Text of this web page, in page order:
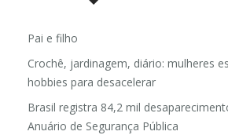
Pai e filho
Crochê, jardinagem, diário: mulheres
hobbies para desacelerar
Brasil registra 84,2 mil
Anuário de Segurança Pública